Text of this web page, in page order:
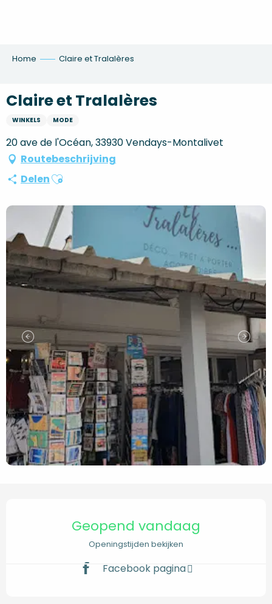
Home Claire et Tralalères
Claire et Tralalères
WINKELS MODE
20 ave de l'Océan, 33930 Vendays-Montalivet
Routebeschrijving
DelenAjouter aux favoris
Geopend vandaag
Openingstijden bekijken
Facebook pagina